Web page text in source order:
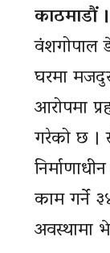
काठमाडौं ।
वंशगोपाल
घरमा
आरोपमा
गरेको छ ।
काम गर्ने
अवस्थामा